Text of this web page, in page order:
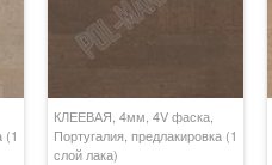
(1
КЛЕЕВАЯ, 4мм, 4V фаска,
Португалия, предлакировка (1
слой лака)